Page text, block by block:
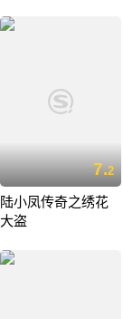
7.2
陆小凤传奇之绣花
大盗